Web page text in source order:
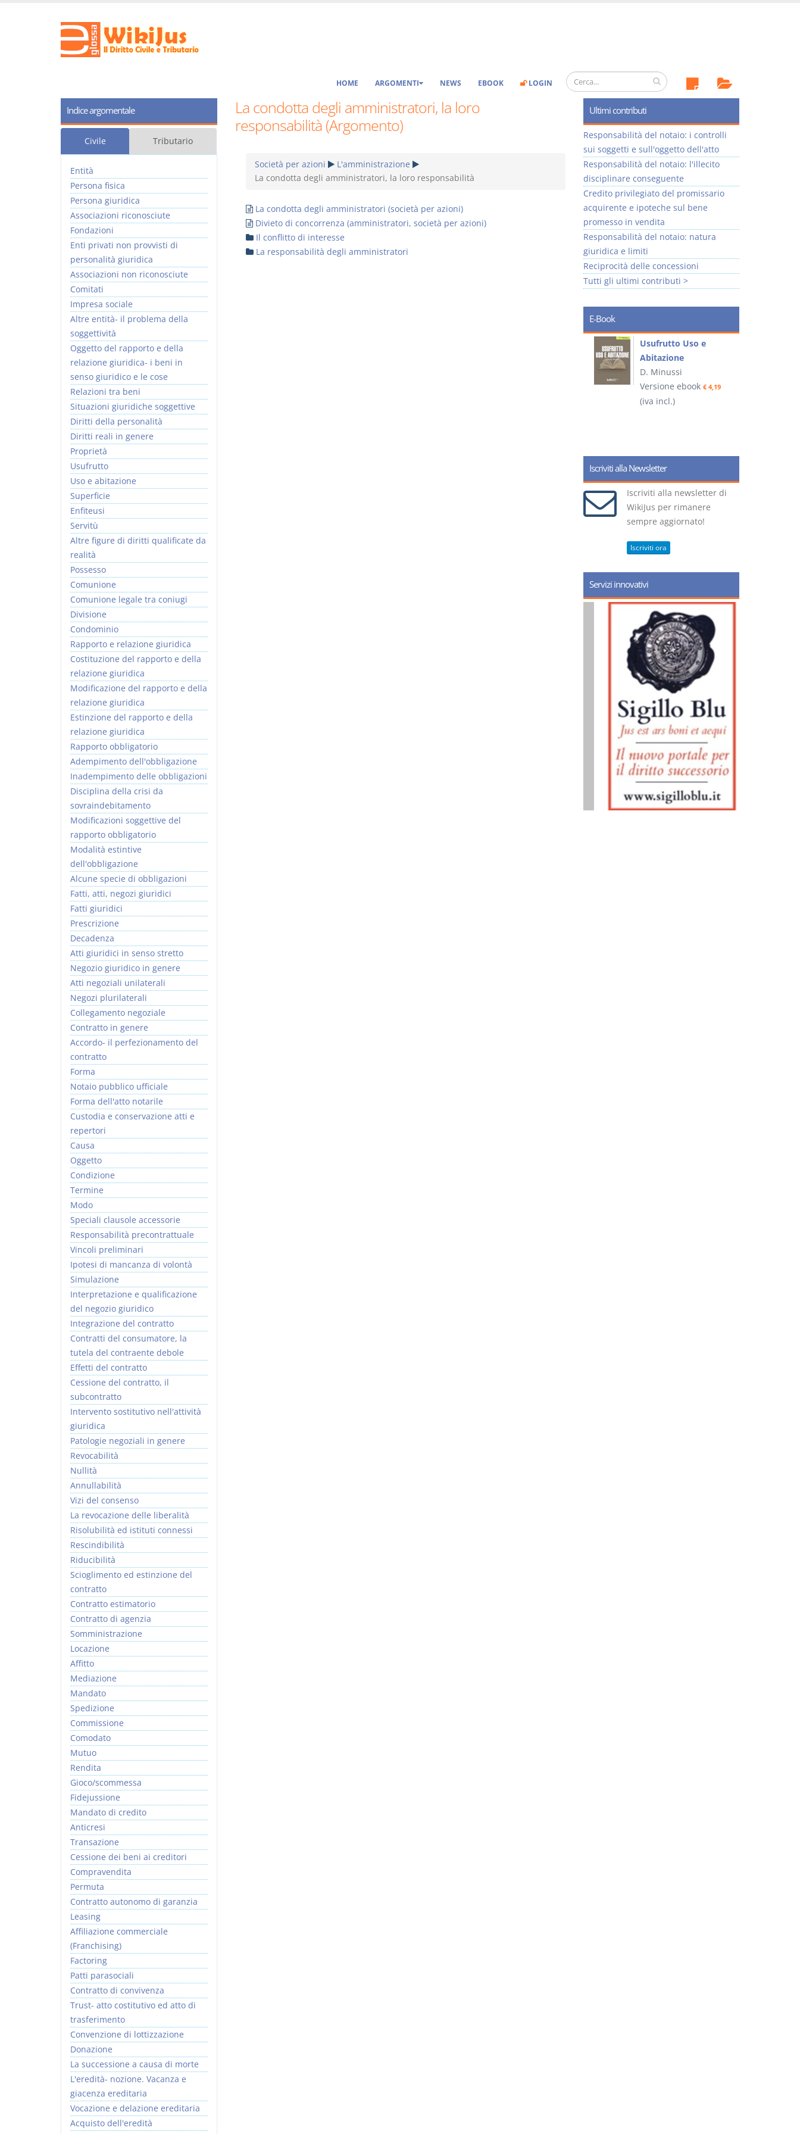
HOME ARGOMENTI NEWS EBOOK LOGIN
La condotta degli amministratori, la loro
responsabilità (Argomento)
Società per azioni
L'amministrazione
La condotta degli amministratori, la loro responsabilità
La condotta degli amministratori (società per azioni)
Divieto di concorrenza (amministratori, società per azioni)
Il conflitto di interesse
La responsabilità degli amministratori
Indice argomentale
Civile Tributario
Entità
Persona fisica
Persona giuridica
Associazioni riconosciute
Fondazioni
Enti privati non provvisti di
personalità giuridica
Associazioni non riconosciute
Comitati
Impresa sociale
Altre entità- il problema della
soggettività
Oggetto del rapporto e della
relazione giuridica- i beni in
senso giuridico e le cose
Relazioni tra beni
Situazioni giuridiche soggettive
Diritti della personalità
Diritti reali in genere
Proprietà
Usufrutto
Uso e abitazione
Superficie
Enfiteusi
Servitù
Altre figure di diritti qualificate da
realità
Possesso
Comunione
Comunione legale tra coniugi
Divisione
Condominio
Rapporto e relazione giuridica
Costituzione del rapporto e della
relazione giuridica
Modificazione del rapporto e della
relazione giuridica
Estinzione del rapporto e della
relazione giuridica
Rapporto obbligatorio
Adempimento dell'obbligazione
Inadempimento delle obbligazioni
Disciplina della crisi da
sovraindebitamento
Modificazioni soggettive del
rapporto obbligatorio
Modalità estintive
dell'obbligazione
Alcune specie di obbligazioni
Fatti, atti, negozi giuridici
Fatti giuridici
Prescrizione
Decadenza
Atti giuridici in senso stretto
Negozio giuridico in genere
Atti negoziali unilaterali
Negozi plurilaterali
Collegamento negoziale
Contratto in genere
Accordo- il perfezionamento del
contratto
Forma
Notaio pubblico ufficiale
Forma dell'atto notarile
Custodia e conservazione atti e
repertori
Causa
Oggetto
Condizione
Termine
Modo
Speciali clausole accessorie
Responsabilità precontrattuale
Vincoli preliminari
Ipotesi di mancanza di volontà
Simulazione
Interpretazione e qualificazione
del negozio giuridico
Integrazione del contratto
Contratti del consumatore, la
tutela del contraente debole
Effetti del contratto
Cessione del contratto, il
subcontratto
Intervento sostitutivo nell'attività
giuridica
Patologie negoziali in genere
Revocabilità
Nullità
Annullabilità
Vizi del consenso
La revocazione delle liberalità
Risolubilità ed istituti connessi
Rescindibilità
Riducibilità
Scioglimento ed estinzione del
contratto
Contratto estimatorio
Contratto di agenzia
Somministrazione
Locazione
Affitto
Mediazione
Mandato
Spedizione
Commissione
Comodato
Mutuo
Rendita
Gioco/scommessa
Fidejussione
Mandato di credito
Anticresi
Transazione
Cessione dei beni ai creditori
Compravendita
Permuta
Contratto autonomo di garanzia
Leasing
Affiliazione commerciale
(Franchising)
Factoring
Patti parasociali
Contratto di convivenza
Trust- atto costitutivo ed atto di
trasferimento
Convenzione di lottizzazione
Donazione
La successione a causa di morte
L'eredità- nozione. Vacanza e
giacenza ereditaria
Vocazione e delazione ereditaria
Acquisto dell'eredità
Ultimi contributi
Responsabilità del notaio: i controlli
sui soggetti e sull'oggetto dell'atto
Responsabilità del notaio: l'illecito
disciplinare conseguente
Credito privilegiato del promissario
acquirente e ipoteche sul bene
promesso in vendita
Responsabilità del notaio: natura
giuridica e limiti
Reciprocità delle concessioni
Tutti gli ultimi contributi >
E-Book
Usufrutto Uso e
Abitazione
D. Minussi
Versione ebook € 4,19
(iva incl.)
Iscriviti alla Newsletter
Iscriviti alla newsletter di
WikiJus per rimanere
sempre aggiornato!
Iscriviti ora
Servizi innovativi